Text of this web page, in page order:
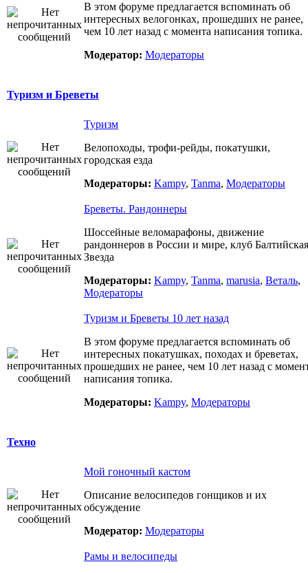
В этом форуме предлагается вспоминать об
интересных велогонках, прошедших не ранее,
чем 10 лет назад с момента написания топика.
Модератор: Модераторы
Туризм и Бреветы
Туризм
Велопоходы, трофи-рейды, покатушки,
городская езда
Модераторы: Kampy, Tanma, Модераторы
Бреветы. Рандоннеры
Шоссейные веломарафоны, движение
рандоннеров в России и мире, клуб Балтийская
Звезда
Модераторы: Kampy, Tanma, marusia, Веталь,
Модераторы
Туризм и Бреветы 10 лет назад
В этом форуме предлагается вспоминать об
интересных покатушках, походах и бреветах,
прошедших не ранее, чем 10 лет назад с
написания топика.
Модераторы: Kampy, Модераторы
Техно
Мой гоночный кастом
Описание велосипедов гонщиков и их
обсуждение
Модератор: Модераторы
Рамы и велосипеды